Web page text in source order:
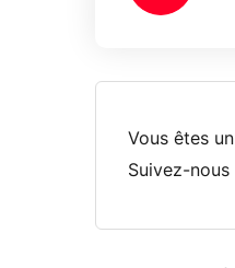
Vous êtes
Suivez-